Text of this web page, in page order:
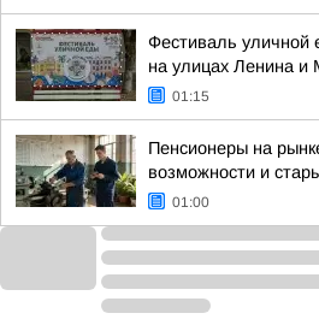
Фестиваль уличной
на улицах Ленина и
01:15
Пенсионеры на
возможности и
01:00